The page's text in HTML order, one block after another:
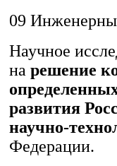
09
Научное
на решение
развития
научно-
Федерации.